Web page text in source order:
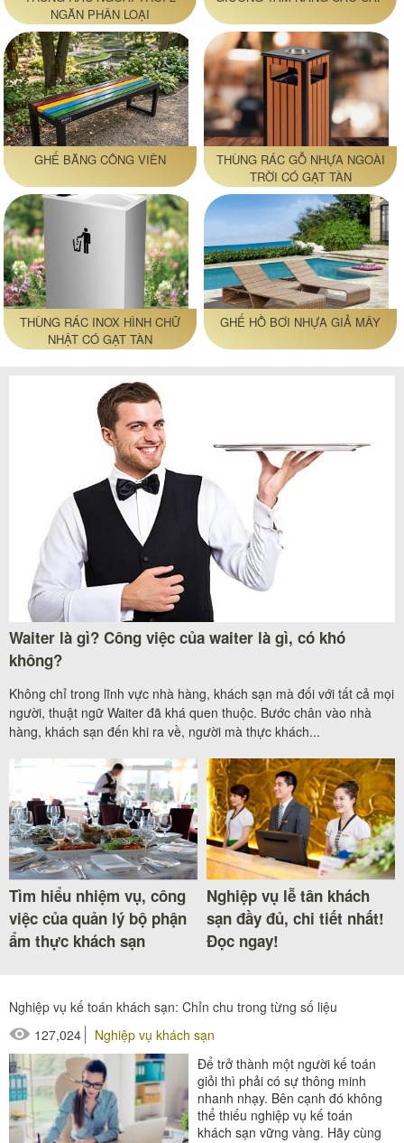
NGĂN PHÂN LOẠI
GHẾ BĂNG CÔNG VIÊN
THÙNG RÁC GỖ NHỰA NGOÀI
TRỜI CÓ GẠT TÀN
THÙNG RÁC INOX HÌNH CHỮ
NHẬT CÓ GẠT TÀN
GHẾ HỒ BƠI NHỰA GIẢ MÂY
Waiter là gì? Công việc của waiter là gì, có khó
không?
Không chỉ trong lĩnh vực nhà hàng, khách sạn mà đối với tất cả mọi
người, thuật ngữ Waiter đã khá quen thuộc. Bước chân vào nhà
hàng, khách sạn đến khi ra về, người mà thực khách...
Tìm hiểu nhiệm vụ, công
việc của quản lý bộ phận
ẩm thực khách sạn
Nghiệp vụ lễ tân khách
sạn đầy đủ, chi tiết nhất!
Đọc ngay!
Nghiệp vụ kế toán khách sạn: Chỉn chu trong từng số liệu
127,024
Nghiệp vụ khách sạn
Để trở thành một người kế toán
giỏi thì phải có sự thông minh
nhanh nhạy. Bên cạnh đó không
thể thiếu nghiệp vụ kế toán
khách sạn vững vàng. Hãy cùng